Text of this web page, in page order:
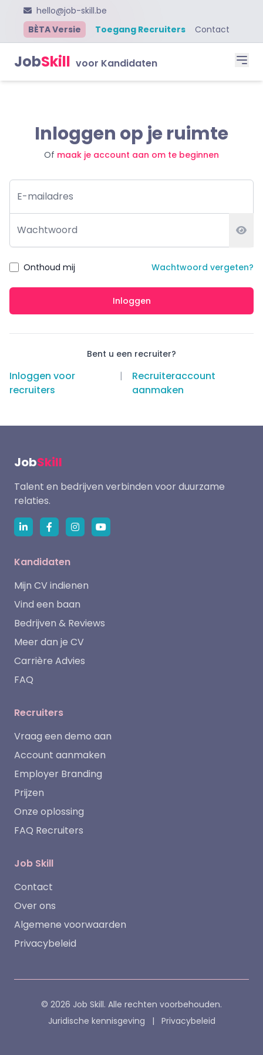
hello@job-skill.be
BÈTA Versie
Toegang Recruiters Contact
JobSkill voor Kandidaten
Inloggen op je ruimte
Of maak je account aan om te beginnen
E-mailadres
Onthoud mij Wachtwoord vergeten?
Inloggen
Bent u een recruiter?
Inloggen voor
recruiters
|
Recruiteraccount
aanmaken
JobSkill
Talent en bedrijven verbinden voor duurzame
relaties.
Kandidaten
Mijn CV indienen
Vind een baan
Bedrijven & Reviews
Meer dan je CV
Carrière Advies
FAQ
Recruiters
Vraag een demo aan
Account aanmaken
Employer Branding
Prijzen
Onze oplossing
FAQ Recruiters
Job Skill
Contact
Over ons
Algemene voorwaarden
Privacybeleid
© 2026 Job Skill. Alle rechten voorbehouden.
Juridische kennisgeving
| Privacybeleid